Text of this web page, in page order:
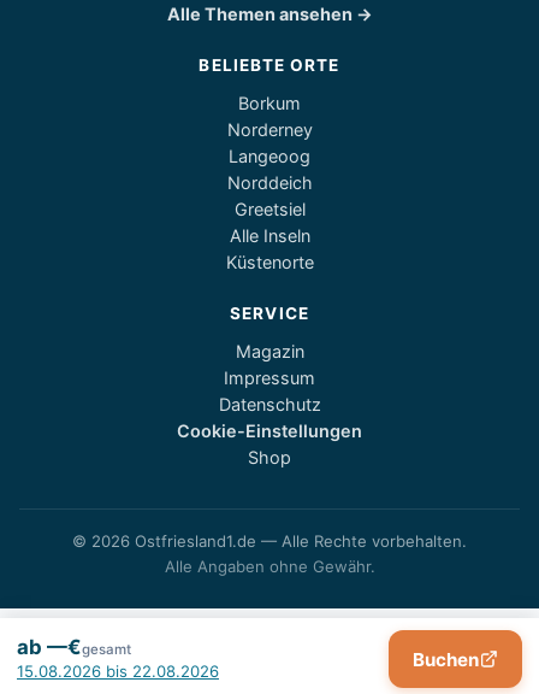
ab —€gesamt Buchen
Alle Themen ansehen →
BELIEBTE ORTE
Borkum
Norderney
Langeoog
Norddeich
Greetsiel
Alle Inseln
Küstenorte
SERVICE
Magazin
Impressum
Datenschutz
Cookie-Einstellungen
Shop
© 2026 Ostfriesland1.de — Alle Rechte vorbehalten.
Alle Angaben ohne Gewähr.